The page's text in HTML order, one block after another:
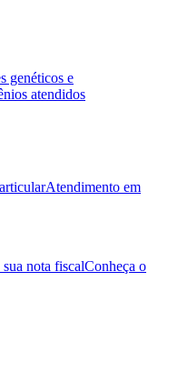
genéticos e
atendidos
Atendimento em
sua nota fiscalConheça o